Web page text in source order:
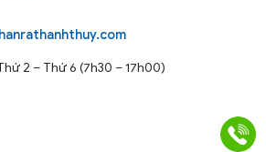
2 – Thứ 6 (7h30 – 17h00)